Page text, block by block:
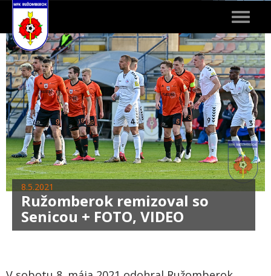
Toggle
8.5.2021
Ružomberok remizoval so
Senicou + FOTO, VIDEO